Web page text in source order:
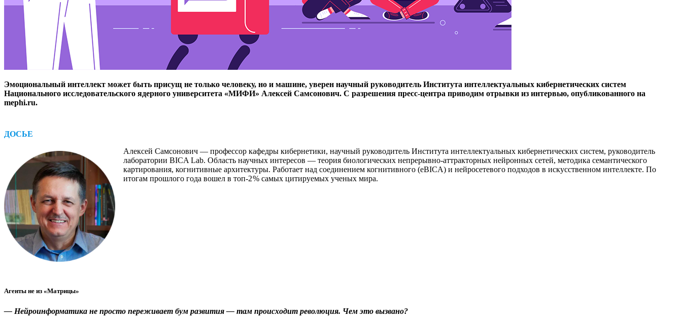
Эмоциональный интеллект может быть присущ не только человеку, но и машине, уверен научный руководитель Института интеллектуальных кибернетических систем
Национального исследовательского ядерного университета «МИФИ» Алексей Самсонович. С разрешения пресс-центра приводим отрывки из интервью, опубликованного на
mephi.ru.
ДОСЬЕ
Алексей Самсонович — ​профессор кафедры кибернетики, научный руководитель Института интеллектуальных кибернетических систем, руководитель
лаборатории BICA Lab. Область научных интересов — ​теория биологических непрерывно-аттракторных нейронных сетей, методика семантического
картирования, когнитивные архитектуры. Работает над соединением когнитивного (eBICA) и нейросетевого подходов в искусственном интеллекте. По
итогам прошлого года вошел в топ‑2 % самых цитируемых ученых мира.
Агенты не из «Матрицы»
— Нейроинформатика не просто переживает бум развития — ​там происходит революция. Чем это вызвано?